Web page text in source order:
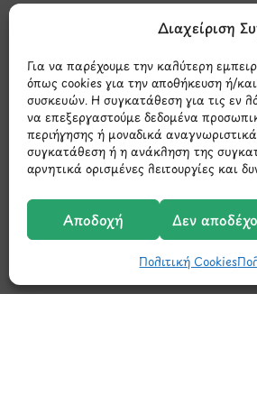
Διαχείριση
Για να παρέχουμε την καλύτερη
όπως cookies για την αποθήκευση ή/
συσκευών. Η συγκατάθεση για τις εν
να επεξεργαστούμε δεδομένα
περιήγησης ή μοναδικά
συγκατάθεση ή η ανάκληση της
αρνητικά ορισμένες λειτουργίες και
Αποδοχή Δεν
Πολιτική Cookies